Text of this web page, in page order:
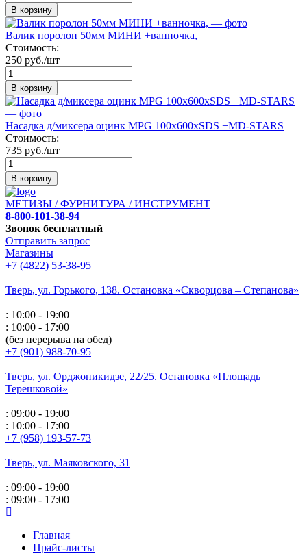
В корзину
Валик поролон 50мм МИНИ +ванночка,
Стоимость:
250 руб./шт
В корзину
Насадка д/миксера оцинк MPG 100x600xSDS +MD-STARS
Стоимость:
735 руб./шт
В корзину
МЕТИЗЫ / ФУРНИТУРА / ИНСТРУМЕНТ
8-800-101-38-94
Звонок бесплатный
Отправить запрос
Магазины
+7 (4822) 53-38-95
Тверь, ул. Горького, 138. Остановка «Скворцова – Степанова»
: 10:00 - 19:00
: 10:00 - 17:00
(без перерыва на обед)
+7 (901) 988-70-95
Тверь, ул. Орджоникидзе, 22/25. Остановка «Площадь
Терешковой»
: 09:00 - 19:00
: 10:00 - 17:00
+7 (958) 193-57-73
Тверь, ул. Маяковского, 31
: 09:00 - 19:00
: 09:00 - 17:00
Главная
Прайс-листы